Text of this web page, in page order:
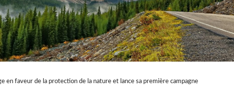
en faveur de la protection de la nature et lance sa première campagne